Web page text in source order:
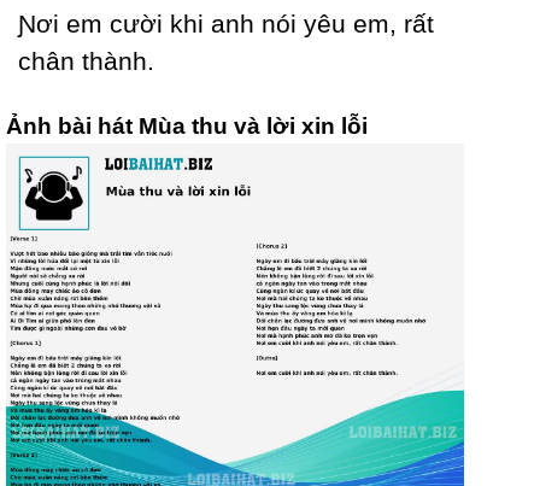
Ɲơi em cười khi anh nói уêu em, rất
chân thành.
Ảnh bài hát Mùa thu và lời xin lỗi